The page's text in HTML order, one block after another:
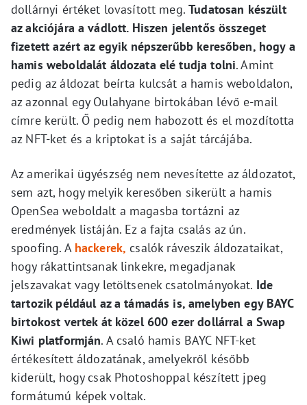
dollárnyi értéket lovasított meg.Tudatosan készült
az akciójára a vádlott. Hiszen jelentős összeget
fizetett azért az egyik népszerűbb keresőben, hogy a
hamis weboldalát áldozata elé tudja tolni. Amint
pedig az áldozat beírta kulcsát a hamis weboldalon,
az azonnal egy Oulahyane birtokában lévő e-mail
címre került. Ő pedig nem habozott és el mozdította
az NFT-ket és a kriptokat is a saját tárcájába.
Az amerikai ügyészség nem nevesítette az áldozatot,
sem azt, hogy melyik keresőben sikerült a hamis
OpenSea weboldalt a magasba tortázni az
eredmények listáján. Ez a fajta csalás az ún.
spoofing. A hackerek, csalók ráveszik áldozataikat,
hogy rákattintsanak linkekre, megadjanak
jelszavakat vagy letöltsenek csatolmányokat. Ide
tartozik például az a támadás is, amelyben egy BAYC
birtokost vertek át közel 600 ezer dollárral a Swap
Kiwi platformján. A csaló hamis BAYC NFT-ket
értékesített áldozatának, amelyekről később
kiderült, hogy csak Photoshoppal készített jpeg
formátumú képek voltak.